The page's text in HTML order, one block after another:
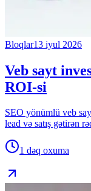
Bloqlar13 iyul 2026
Veb sayt
ROI-si
SEO yönümlü veb
lead və satış gətirən
1 dəq oxuma